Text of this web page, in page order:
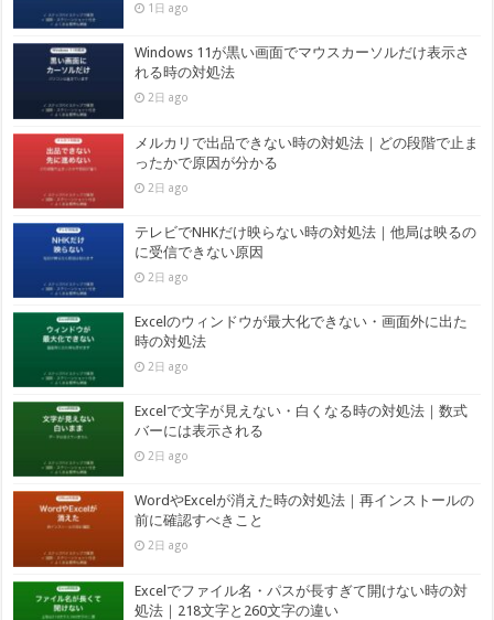
1日 ago
Windows 11が黒い画面でマウスカーソルだけ表示さ
れる時の対処法
2日 ago
メルカリで出品できない時の対処法｜どの段階で止ま
ったかで原因が分かる
2日 ago
テレビでNHKだけ映らない時の対処法｜他局は映るの
に受信できない原因
2日 ago
Excelのウィンドウが最大化できない・画面外に出た
時の対処法
2日 ago
Excelで文字が見えない・白くなる時の対処法｜数式
バーには表示される
2日 ago
WordやExcelが消えた時の対処法｜再インストールの
前に確認すべきこと
2日 ago
Excelでファイル名・パスが長すぎて開けない時の対
処法｜218文字と260文字の違い